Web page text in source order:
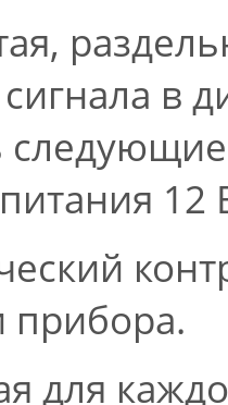
в
12
прибора.
для